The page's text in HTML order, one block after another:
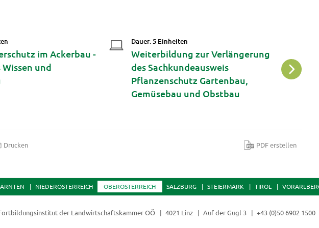
im Ackerbau -
und
Dauer: 5 Einheiten
Weiterbildung zur Verlängerung
des Sachkundeausweis
Pflanzenschutz Gartenbau,
Gemüsebau und Obstbau
Drucken PDF erstellen
NIEDERÖSTERREICH OBERÖSTERREICH SALZBURG STEIERMARK TIROL
der Landwirtschaftskammer OÖ 4021 Linz Auf der Gugl 3 +43 (0)50 6902 1500